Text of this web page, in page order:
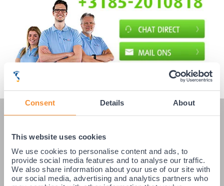
Consent Details About
This website uses cookies
We use cookies to personalise content and ads, to
provide social media features and to analyse our traffic.
We also share information about your use of our site with
our social media, advertising and analytics partners who
KLANTENSERVICE
Veelgestelde vragen
Klantenservice
Betaling & Levering
Retourneren / Ruilen